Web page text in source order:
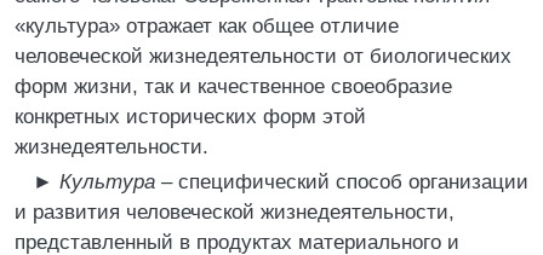
«культура» отражает как общее отличие
человеческой жизнедеятельности от биологических
форм жизни, так и качественное своеобразие
конкретных исторических форм этой
жизнедеятельности.
► Культура – специфический способ организации
и развития человеческой жизнедеятельности,
представленный в продуктах материального и